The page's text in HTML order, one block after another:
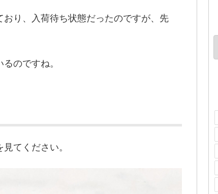
り、入荷待ち状態だったのですが、先
のですね。
てください。